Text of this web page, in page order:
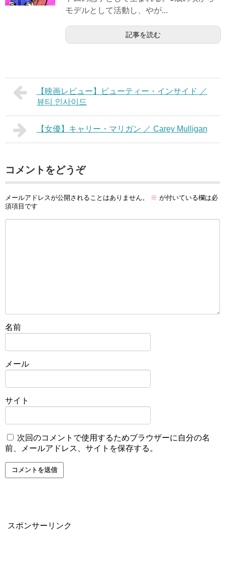
モデルとして活動し、やが...
記事を読む
【映画レビュー】ビューティー・インサイド ／
뷰티 인사이드
【女優】キャリー・マリガン ／ Carey Mulligan
コメントをどうぞ
メールアドレスが公開されることはありません。 ※ が付いている欄は必
須項目です
名前
メール
サイト
次回のコメントで使用するためブラウザーに自分の名
前、メールアドレス、サイトを保存する。
スポンサーリンク